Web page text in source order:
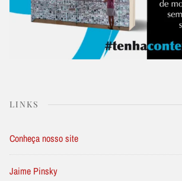
LINKS
Conheça nosso site
Jaime Pinsky